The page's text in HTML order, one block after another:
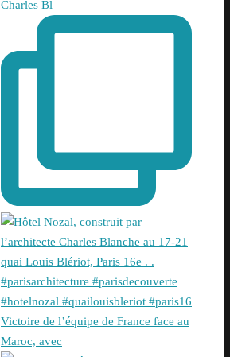
Charles Bl
Victoire de l’équipe de France face au
Maroc, avec